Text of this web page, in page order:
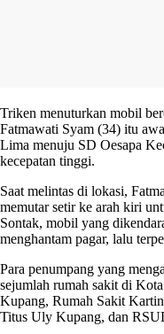
Triken menuturkan mobil
Fatmawati Syam (34) itu
Lima menuju SD Oesapa
kecepatan tinggi.
Saat melintas di lokasi,
memutar setir ke arah kiri
Sontak, mobil yang
menghantam pagar, lalu
Para penumpang yang
sejumlah rumah sakit di
Kupang, Rumah Sakit
Titus Uly Kupang, dan